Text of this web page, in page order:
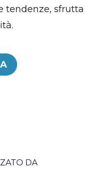
tendenze, sfrutta
DA